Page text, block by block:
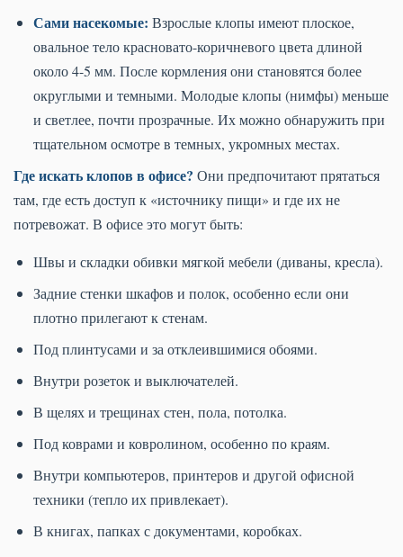
Сами насекомые: Взрослые клопы имеют плоское,
овальное тело красновато-коричневого цвета длиной
около 4-5 мм. После кормления они становятся более
округлыми и темными. Молодые клопы (нимфы) меньше
и светлее, почти прозрачные. Их можно обнаружить при
тщательном осмотре в темных, укромных местах.
Где искать клопов в офисе? Они предпочитают прятаться
там, где есть доступ к «источнику пищи» и где их не
потревожат. В офисе это могут быть:
Швы и складки обивки мягкой мебели (диваны, кресла).
Задние стенки шкафов и полок, особенно если они
плотно прилегают к стенам.
Под плинтусами и за отклеившимися обоями.
Внутри розеток и выключателей.
В щелях и трещинах стен, пола, потолка.
Под коврами и ковролином, особенно по краям.
Внутри компьютеров, принтеров и другой офисной
техники (тепло их привлекает).
В книгах, папках с документами, коробках.